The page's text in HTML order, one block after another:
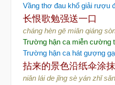
Vầng thơ đau khổ giải rượu
长恨歌勉强送一口
cháng hèn gē miǎn qiáng
Trường hận ca miễn cường
Trường hận ca hát gượng
拈来的景色沿纸伞涂抹
niǎn lái de jǐng sè yán zhǐ